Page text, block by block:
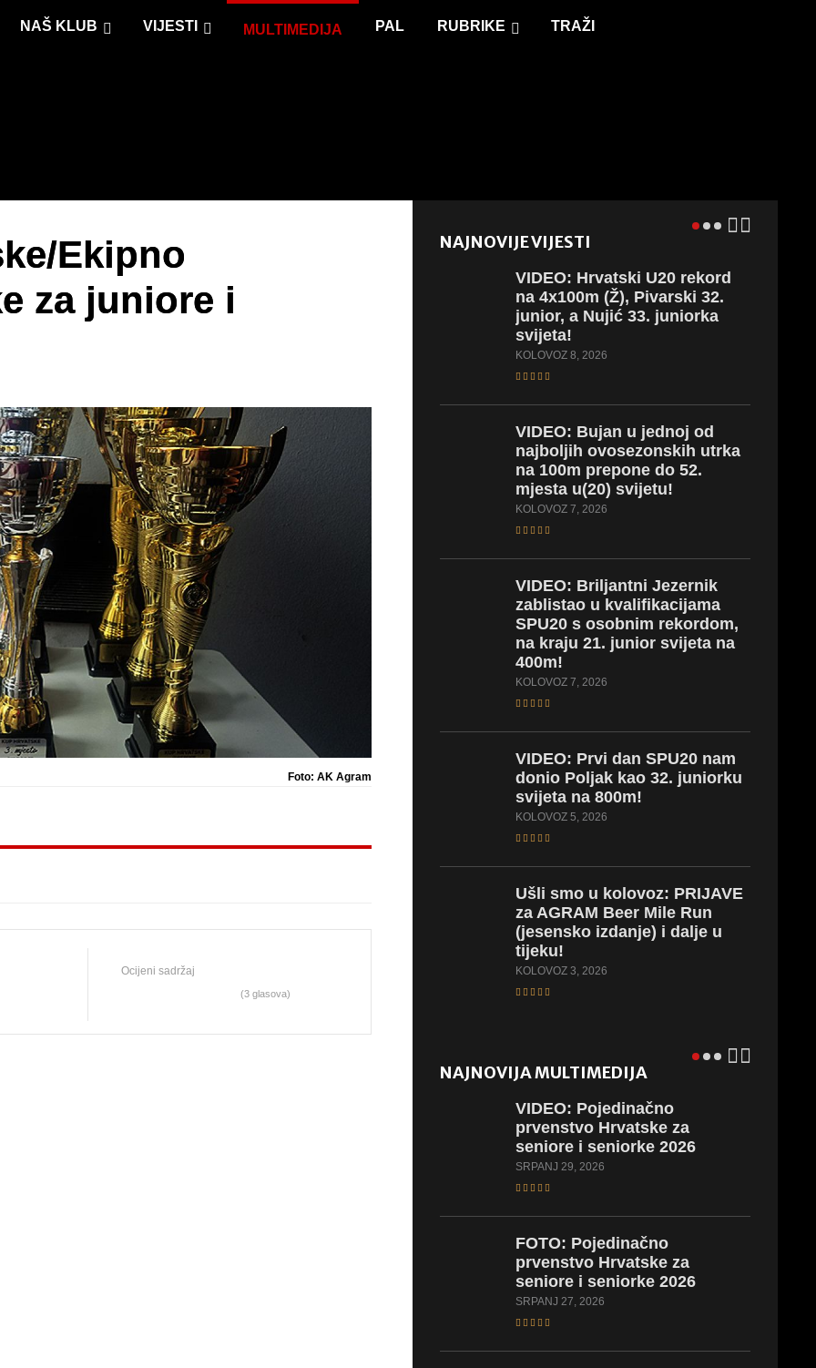
NAŠ KLUB VIJESTI MULTIMEDIJA PAL RUBRIKE TRAŽI
Ekipno
za juniore i
Foto: AK Agram
Ocijeni sadržaj
(3 glasova)
NAJNOVIJE VIJESTI
VIDEO: Hrvatski U20 rekord
na 4x100m (Ž), Pivarski 32.
junior, a Nujić 33. juniorka
svijeta!
KOLOVOZ 8, 2026
VIDEO: Bujan u jednoj od
najboljih ovosezonskih utrka
na 100m prepone do 52.
mjesta u(20) svijetu!
KOLOVOZ 7, 2026
VIDEO: Briljantni Jezernik
zablistao u kvalifikacijama
SPU20 s osobnim rekordom,
na kraju 21. junior svijeta na
400m!
KOLOVOZ 7, 2026
VIDEO: Prvi dan SPU20 nam
donio Poljak kao 32. juniorku
svijeta na 800m!
KOLOVOZ 5, 2026
Ušli smo u kolovoz: PRIJAVE
za AGRAM Beer Mile Run
(jesensko izdanje) i dalje u
tijeku!
KOLOVOZ 3, 2026
NAJNOVIJA MULTIMEDIJA
VIDEO: Pojedinačno
prvenstvo Hrvatske za
seniore i seniorke 2026
SRPANJ 29, 2026
FOTO: Pojedinačno
prvenstvo Hrvatske za
seniore i seniorke 2026
SRPANJ 27, 2026